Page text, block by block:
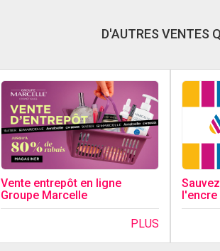
D'AUTRES VENTES
Vente entrepôt en ligne
Groupe Marcelle
PLUS
l'encre